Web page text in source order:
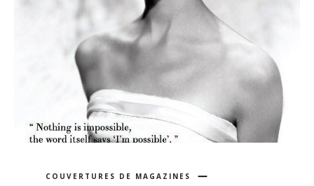
COUVERTURES DE MAGAZINES